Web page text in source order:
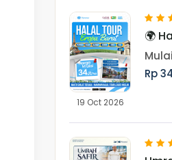
19 Oct 2026
🌍
7
dan
Rp